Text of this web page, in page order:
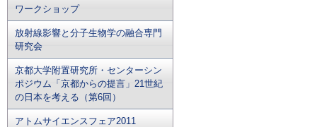
ワークショップ
放射線影響と分子生物学の融合専門
研究会
京都大学附置研究所・センターシン
ポジウム「京都からの提言」21世紀
の日本を考える（第6回）
アトムサイエンスフェア2011